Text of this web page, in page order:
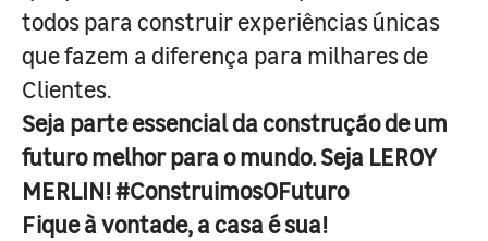
todos para construir experiências únicas
que fazem a diferença para milhares de
Clientes.
Seja parte essencial da construção de um
futuro melhor para o mundo. Seja LEROY
MERLIN! #ConstruimosOFuturo
Fique à vontade, a casa é sua!